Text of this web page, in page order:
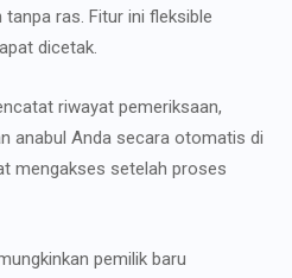
ras. Fitur ini fleksible
dicetak.
riwayat pemeriksaan,
anabul Anda secara otomatis di
mengakses setelah proses
pemilik baru